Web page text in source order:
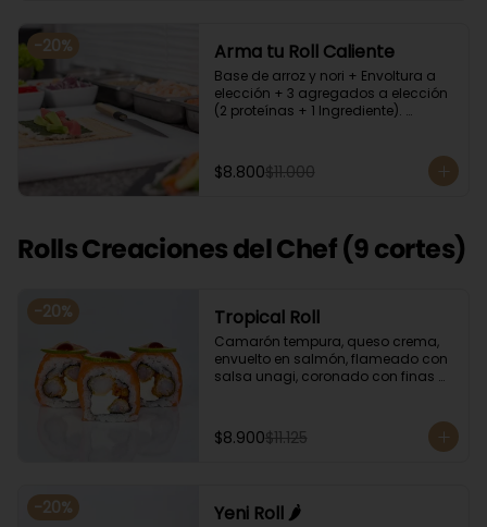
-20% Arma tu Roll Caliente
Base de arroz y nori + Envoltura a
elección + 3 agregados a elección
(2 proteínas + 1 Ingrediente).
$8.800$11.000
Rolls Creaciones del Chef (9 cortes)
-20% Tropical Roll
Camarón tempura, queso crema,
envuelto en salmón, flameado con
salsa unagi, coronado con finas
$8.900$11.125
-20% Yeni Roll 🌶️